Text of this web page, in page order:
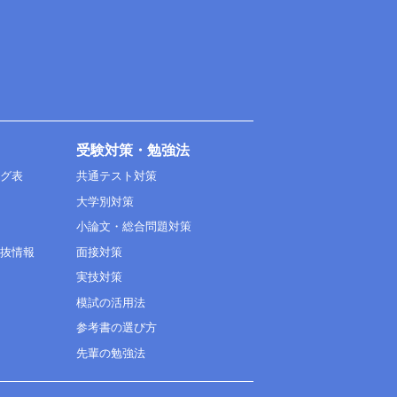
表
情報
受験対策・勉強法
共通テスト対策
大学別対策
小論文・総合問題対策
面接対策
実技対策
模試の活用法
参考書の選び方
先輩の勉強法